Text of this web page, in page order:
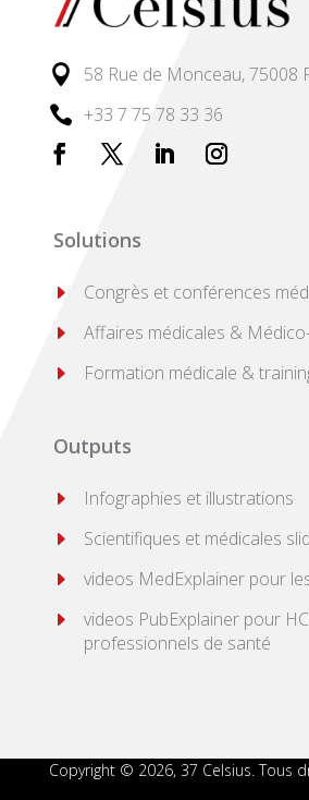

58 Rue de Monceau, 75008
 +33 7 75 78 33 36
Solutions
E
Congrès et conférences
E
Affaires médicales &
E
Formation médicale &
Outputs
E
Infographies et illustrations
E
Scientifiques et médicales
E
videos MedExplainer pour
E
videos PubExplainer pour
professionnels de santé
Copyright © 2026, 37 Celsius. Tous